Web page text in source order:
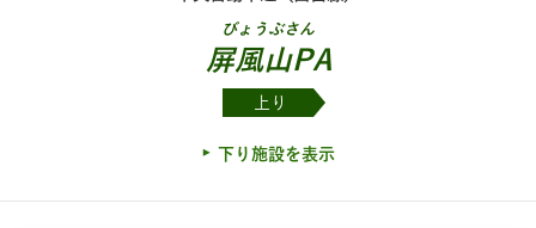
びょうぶさん
屏風山PA
上り
下り施設を表示